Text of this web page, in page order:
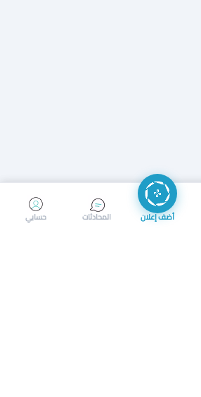
إجراء مكالمة
حسابي المحادثات أضف إعلان